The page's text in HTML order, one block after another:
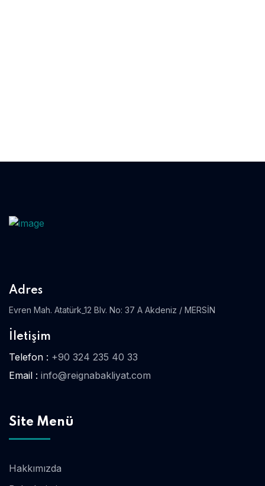
Adres
Evren Mah. Atatürk_12 Blv. No: 37 A Akdeniz / MERSİN
İletişim
Telefon : +90 324 235 40 33
Email : info@reignabakliyat.com
Site Menü
Hakkımızda